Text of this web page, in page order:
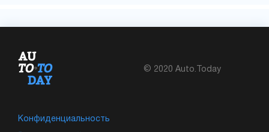
© 2020 Auto.Today
Конфиденциальность